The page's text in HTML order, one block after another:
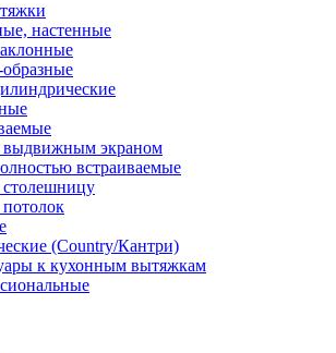
настенные
экраном
встраиваемые
(Country/Кантри)
к кухонным вытяжкам